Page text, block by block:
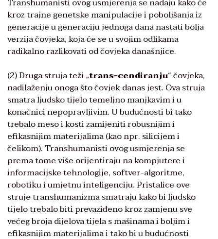
kroz trajne genetske manipulacije i poboljšanja iz
generacije u generaciju jednoga dana nastati bolja
verzija čovjeka, koja će se u svojim odlikama
radikalno razlikovati od čovjeka današnjice.
(2) Druga struja teži „trans-cendiranju“ čovjeka,
nadilaženju onoga što čovjek danas jest. Ova struja
smatra ljudsko tijelo temeljno manjkavim i u
konačnici nepopravljivim. U budućnosti bi tako
trebalo meso i kosti zamijeniti robusnijim i
efikasnijim materijalima (kao npr. silicijem i
čelikom). Transhumanisti ovog usmjerenja se
prema tome više orijentiraju na kompjutere i
informacijske tehnologije, softver-algoritme,
robotiku i umjetnu inteligenciju. Pristalice ove
struje transhumanizma smatraju kako bi ljudsko
tijelo trebalo biti prevaziđeno kroz zamjenu sve
većeg broja dijelova tijela s mašinama i boljim i
efikasnijim materijalima i tako bi u budućnosti